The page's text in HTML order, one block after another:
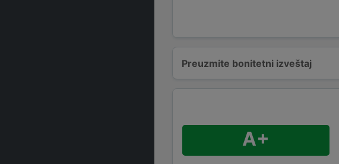
Preuzmite bonitetni izveštaj
A+